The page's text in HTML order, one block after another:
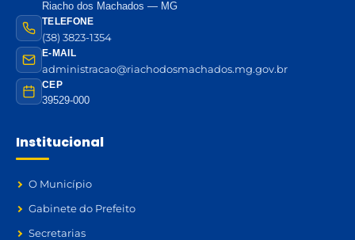
Riacho dos Machados — MG
TELEFONE
(38) 3823-1354
E-MAIL
administracao@riachodosmachados.mg.gov.br
CEP
39529-000
Institucional
O Município
Gabinete do Prefeito
Secretarias